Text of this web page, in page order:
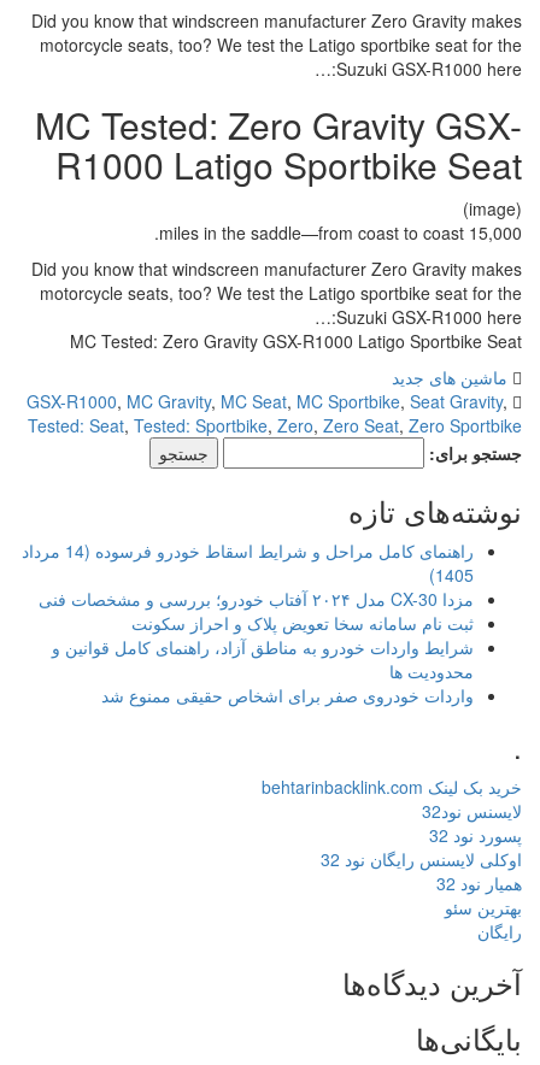
Did you know that windscreen manufacturer Zero Gravity makes
motorcycle seats, too? We test the Latigo sportbike seat for the
Suzuki GSX-R1000 here:…
MC Tested: Zero Gravity GSX-
R1000 Latigo Sportbike Seat
15,000 miles in the saddle—from coast to coast.
Did you know that windscreen manufacturer Zero Gravity makes
motorcycle seats, too? We test the Latigo sportbike seat for the
Suzuki GSX-R1000 here:…
MC Tested: Zero Gravity GSX-R1000 Latigo Sportbike Seat
ماشین های جدید
GSX-R1000,MC Gravity,MC Seat,MC Sportbike,Seat Gravity
Tested: Seat,Tested: Sportbike,Zero,Zero Seat,Zero Sportbike
جستجو برای:
نوشته‌های تازه
راهنمای کامل مراحل و شرایط اسقاط خودرو فرسوده (14 مرداد
1405)
مزدا CX-30 مدل ۲۰۲۴ آفتاب خودرو؛ بررسی و مشخصات فنی
ثبت نام سامانه سخا تعویض پلاک و احراز سکونت
شرایط واردات خودرو به مناطق آزاد، راهنمای کامل قوانین و
محدودیت ها
واردات خودروی صفر برای اشخاص حقیقی ممنوع شد
خرید بک لینک behtarinbacklink.com
لایسنس نود32
پسورد نود 32
اوکلی لایسنس رایگان نود 32
همیار نود 32
بهترین سئو
رایگان
آخرین دیدگاه‌ها
بایگانی‌ها